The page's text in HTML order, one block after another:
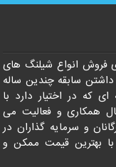
فروش انواع شیلنگ های
سابقه چندین ساله
که در اختیار دارد با
همکاری و فعالیت می
و سرمایه گذاران در
بهترین قیمت ممکن و